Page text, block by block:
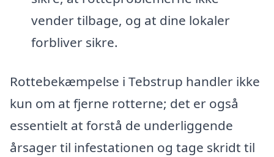
vender tilbage, og at dine lokaler
forbliver sikre.
Rottebekæmpelse i Tebstrup handler ikke
kun om at fjerne rotterne; det er også
essentielt at forstå de underliggende
årsager til infestationen og tage skridt til